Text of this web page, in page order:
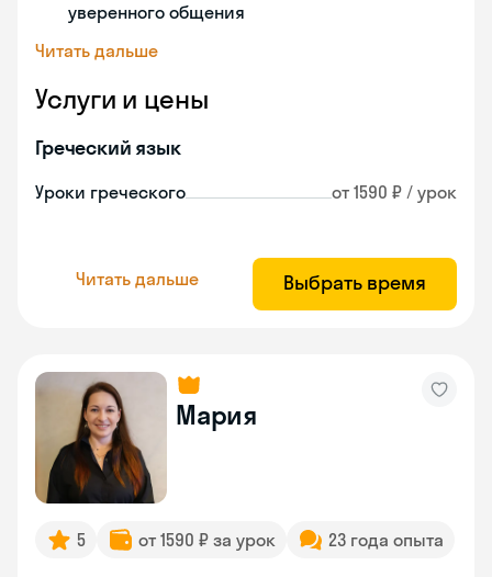
уверенного общения
Читать дальше
Услуги и цены
Греческий язык
Уроки греческого от 1590 ₽ / урок
Читать дальше Выбрать время
Мария
5 от 1590 ₽ за урок 23 года опыта